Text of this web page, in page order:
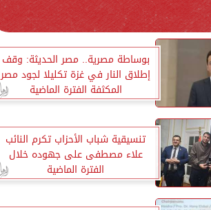
بوساطة مصرية.. مصر الحديثة: وقف
إطلاق النار في غزة تكليلا لجود مصر
المكثفة الفترة الماضية
تنسيقية شباب الأحزاب تكرم النائب
علاء مصطفى على جهوده خلال
الفترة الماضية